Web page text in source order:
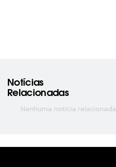
Notícias
Relacionadas
Nenhuma notícia relacionada